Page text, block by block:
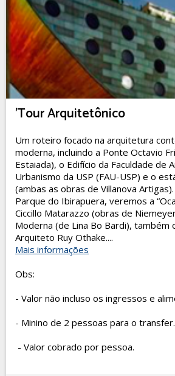
'Tour Arquitetônico
Um roteiro focado na arquitetura
moderna, incluindo a Ponte Octavio
Estaiada), o Edifício da Faculdade de
Urbanismo da USP (FAU-USP) e o
(ambas as obras de Villanova
Parque do Ibirapuera, veremos a
Ciccillo Matarazzo (obras de
Moderna (de Lina Bo Bardi), também
Arquiteto Ruy Othake....
Mais informações
Obs:
- Valor não incluso os ingressos e
- Minino de 2 pessoas para o transfer.
- Valor cobrado por pessoa.